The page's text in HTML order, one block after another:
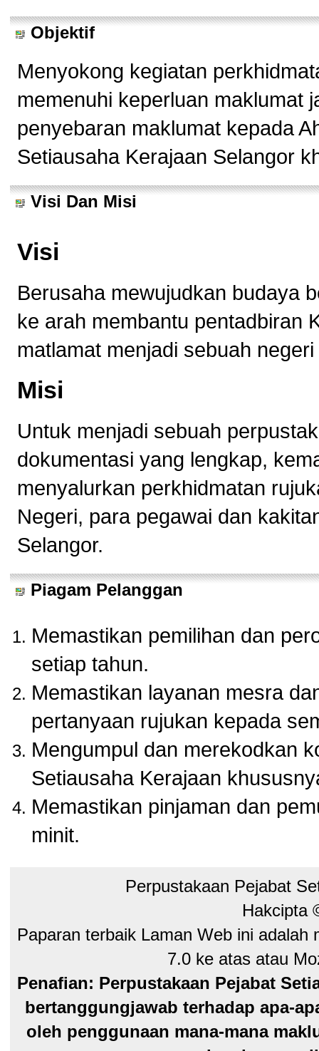
Objektif
Menyokong kegiatan
memenuhi keperluan maklumat
penyebaran maklumat kepada
Setiausaha Kerajaan Selangor
Visi Dan Misi
Visi
Berusaha mewujudkan budaya
ke arah membantu pentadbiran
matlamat menjadi sebuah
Misi
Untuk menjadi sebuah
dokumentasi yang lengkap,
menyalurkan perkhidmatan
Negeri, para pegawai dan
Selangor.
Piagam Pelanggan
Memastikan pemilihan dan
setiap tahun.
Memastikan layanan mesra
pertanyaan rujukan kepada
Mengumpul dan merekodkan
Setiausaha Kerajaan
Memastikan pinjaman dan
minit.
Perpustakaan Pejabat
Hakcipta
Paparan terbaik Laman Web ini
7.0 ke atas atau
Penafian: Perpustakaan Pejabat
bertanggungjawab terhadap apa-
oleh penggunaan mana-mana